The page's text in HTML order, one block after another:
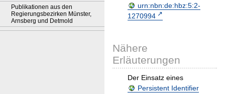
Publikationen aus den
Regierungsbezirken Münster,
Arnsberg und Detmold
urn:nbn:de:hbz:5:2-
1270994
Nähere
Erläuterungen
Der Einsatz eines
Persistent Identifier